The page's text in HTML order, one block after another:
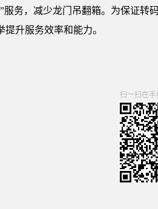
服务，减少龙门吊翻箱。为保证
升服务效率和能力。
扫一扫在手